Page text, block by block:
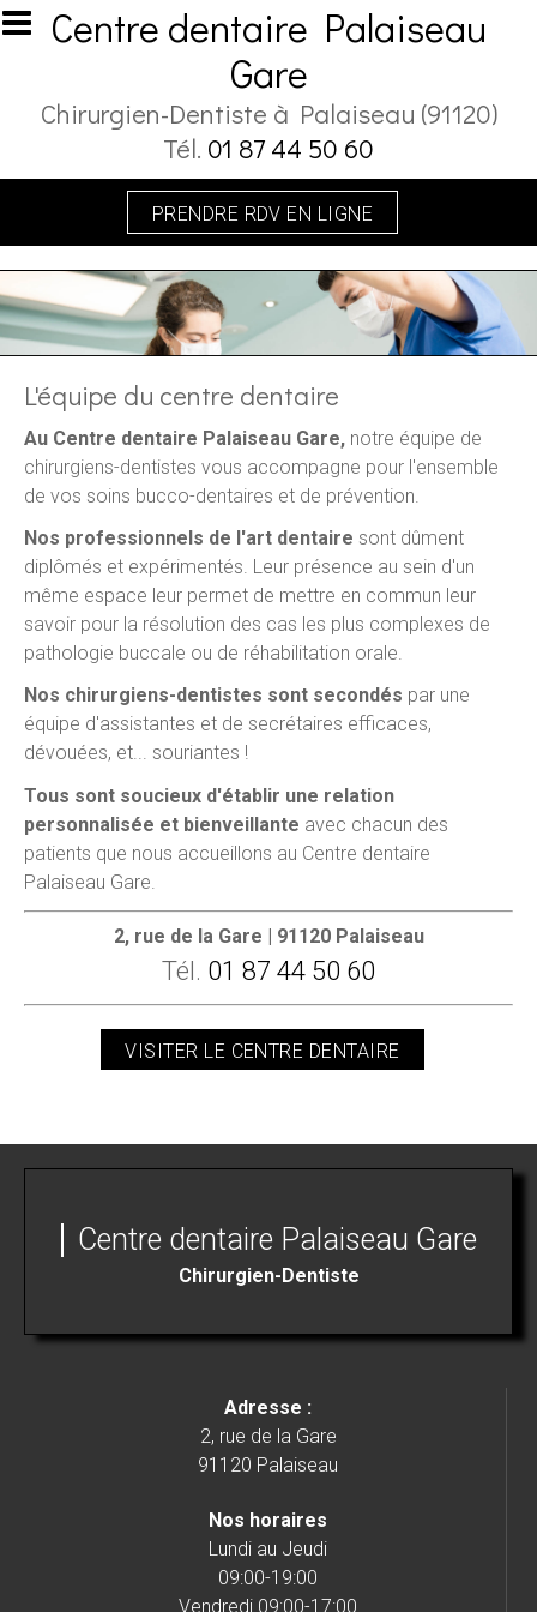
Aller au contenu principal
Centre dentaire Palaiseau
Gare
Chirurgien-Dentiste à Palaiseau (91120)
Tél. 01 87 44 50 60
PRENDRE RDV EN LIGNE
L'équipe du centre dentaire
Au Centre dentaire Palaiseau Gare, notre équipe de
chirurgiens-dentistes vous accompagne pour l'ensemble
de vos soins bucco-dentaires et de prévention.
Nos professionnels de l'art dentaire sont dûment
diplômés et expérimentés. Leur présence au sein d'un
même espace leur permet de mettre en commun leur
savoir pour la résolution des cas les plus complexes de
pathologie buccale ou de réhabilitation orale.
Nos chirurgiens-dentistes sont secondés par une
équipe d'assistantes et de secrétaires efficaces,
dévouées, et... souriantes !
Tous sont soucieux d'établir une relation
personnalisée et bienveillante avec chacun des
patients que nous accueillons au Centre dentaire
Palaiseau Gare.
2, rue de la Gare | 91120 Palaiseau
Tél. 01 87 44 50 60
VISITER LE CENTRE DENTAIRE
Centre dentaire Palaiseau Gare
Chirurgien-Dentiste
Adresse :
2, rue de la Gare
91120 Palaiseau
Nos horaires
Lundi au Jeudi
09:00-19:00
Vendredi 09:00-17:00